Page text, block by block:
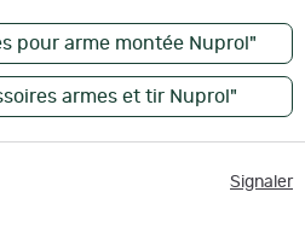
pour arme montée Nuprol"
armes et tir Nuprol"
Signaler